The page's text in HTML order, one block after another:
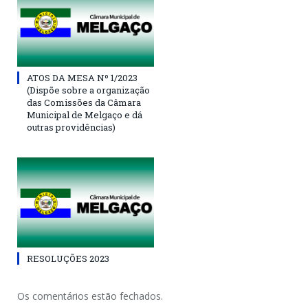
ATOS DA MESA Nº 1/2023
(Dispõe sobre a organização
das Comissões da Câmara
Municipal de Melgaço e dá
outras providências)
RESOLUÇÕES 2023
Os comentários estão fechados.